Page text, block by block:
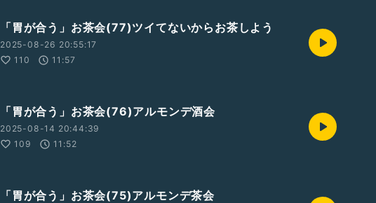
「胃が合う」お茶会(77)ツイてないからお茶しよう
2025-08-26 20:55:17
110
11:57
「胃が合う」お茶会(76)アルモンデ酒会
2025-08-14 20:44:39
109
11:52
「胃が合う」お茶会(75)アルモンデ茶会